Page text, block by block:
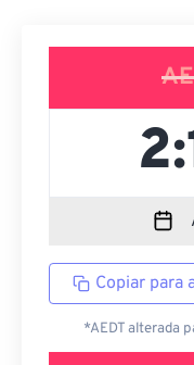
Copiar para
*AEDT alterada